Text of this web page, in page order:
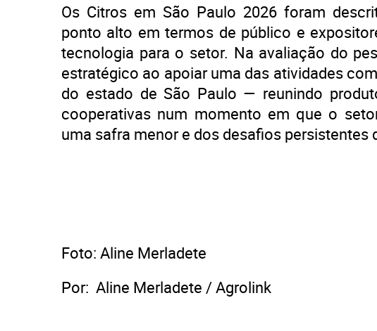
Os Citros em São Paulo 2026 foram
ponto alto em termos de público e
tecnologia para o setor. Na avaliação do
estratégico ao apoiar uma das atividades
do estado de São Paulo — reunindo
cooperativas num momento em que o
uma safra menor e dos desafios persistentes
Foto: Aline Merladete
Por: Aline Merladete / Agrolink